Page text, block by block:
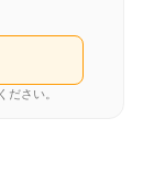
さい。